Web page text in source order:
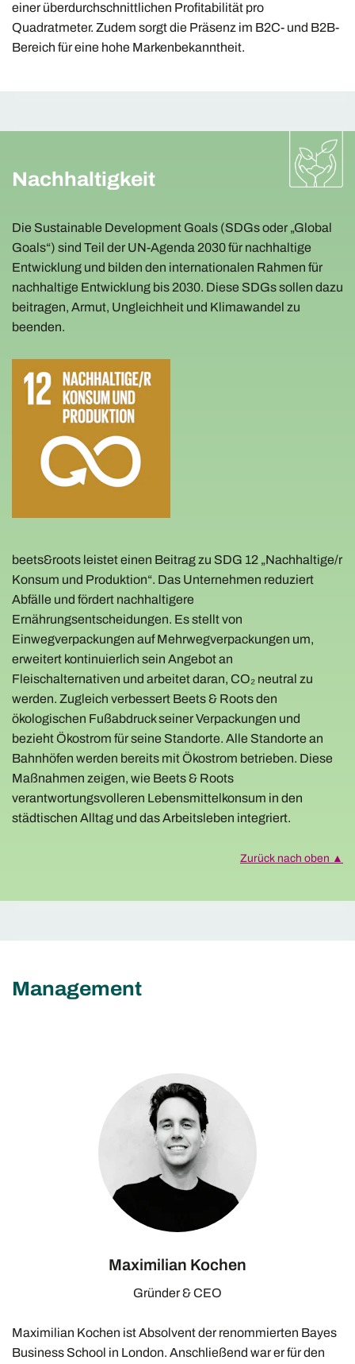
einer überdurchschnittlichen Profitabilität pro
Quadratmeter. Zudem sorgt die Präsenz im B2C- und B2B-
Bereich für eine hohe Markenbekanntheit.
Nachhaltigkeit
Die Sustainable Development Goals (SDGs oder „Global
Goals“) sind Teil der UN-Agenda 2030 für nachhaltige
Entwicklung und bilden den internationalen Rahmen für
nachhaltige Entwicklung bis 2030. Diese SDGs sollen dazu
beitragen, Armut, Ungleichheit und Klimawandel zu
beenden.
beets&roots leistet einen Beitrag zu SDG 12 „Nachhaltige/r
Konsum und Produktion“. Das Unternehmen reduziert
Abfälle und fördert nachhaltigere
Ernährungsentscheidungen. Es stellt von
Einwegverpackungen auf Mehrwegverpackungen um,
erweitert kontinuierlich sein Angebot an
Fleischalternativen und arbeitet daran, CO₂ neutral zu
werden. Zugleich verbessert Beets & Roots den
ökologischen Fußabdruck seiner Verpackungen und
bezieht Ökostrom für seine Standorte. Alle Standorte an
Bahnhöfen werden bereits mit Ökostrom betrieben. Diese
Maßnahmen zeigen, wie Beets & Roots
verantwortungsvolleren Lebensmittelkonsum in den
städtischen Alltag und das Arbeitsleben integriert.
Zurück nach oben ▲
Management
Maximilian Kochen
Gründer & CEO
Maximilian Kochen ist Absolvent der renommierten Bayes
Business School in London. Anschließend war er für den